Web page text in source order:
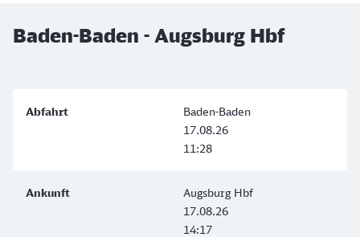
Baden-Baden - Augsburg Hbf
Baden-Baden
17.08.26
11:28
Augsburg Hbf
17.08.26
14:17